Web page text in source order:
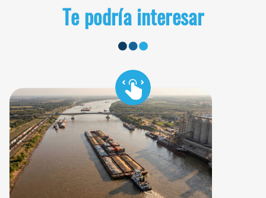
Te podría interesar